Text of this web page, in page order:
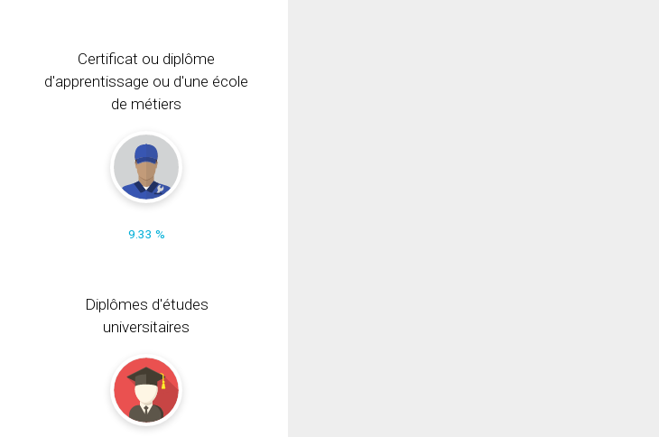
Certificat ou diplôme
d'apprentissage ou d'une école
de métiers
9.33 %
Diplômes d'études
universitaires